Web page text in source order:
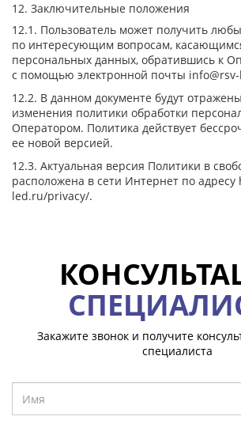
12. Заключительные положения
12.1. Пользователь может получить
по интересующим вопросам,
персональных данных, обратившись к
с помощью электронной почты
12.2. В данном документе будут
изменения политики обработки
Оператором. Политика действует
ее новой версией.
12.3. Актуальная версия Политики в
расположена в сети Интернет по адресу
led.ru/privacy/.
Закажите звонок и получите
специалиста